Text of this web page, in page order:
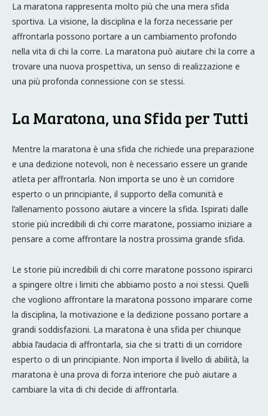
La maratona rappresenta molto più che una mera sfida
sportiva. La visione, la disciplina e la forza necessarie per
affrontarla possono portare a un cambiamento profondo
nella vita di chi la corre. La maratona può aiutare chi la corre a
trovare una nuova prospettiva, un senso di realizzazione e
una più profonda connessione con se stessi.
La Maratona, una Sfida per Tutti
Mentre la maratona è una sfida che richiede una preparazione
e una dedizione notevoli, non è necessario essere un grande
atleta per affrontarla. Non importa se uno è un corridore
esperto o un principiante, il supporto della comunità e
l’allenamento possono aiutare a vincere la sfida. Ispirati dalle
storie più incredibili di chi corre maratone, possiamo iniziare a
pensare a come affrontare la nostra prossima grande sfida.
Le storie più incredibili di chi corre maratone possono ispirarci
a spingere oltre i limiti che abbiamo posto a noi stessi. Quelli
che vogliono affrontare la maratona possono imparare come
la disciplina, la motivazione e la dedizione possano portare a
grandi soddisfazioni. La maratona è una sfida per chiunque
abbia l’audacia di affrontarla, sia che si tratti di un corridore
esperto o di un principiante. Non importa il livello di abilità, la
maratona è una prova di forza interiore che può aiutare a
cambiare la vita di chi decide di affrontarla.